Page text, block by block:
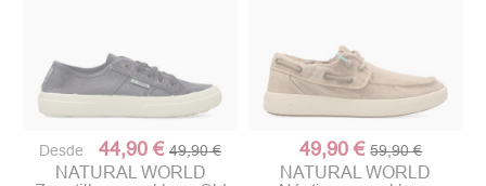
Desde 44,90 € 49,90 €
NATURAL WORLD
49,90 € 59,90 €
NATURAL WORLD